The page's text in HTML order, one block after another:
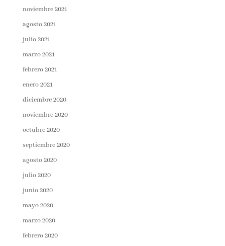
noviembre 2021
agosto 2021
julio 2021
marzo 2021
febrero 2021
enero 2021
diciembre 2020
noviembre 2020
octubre 2020
septiembre 2020
agosto 2020
julio 2020
junio 2020
mayo 2020
marzo 2020
febrero 2020